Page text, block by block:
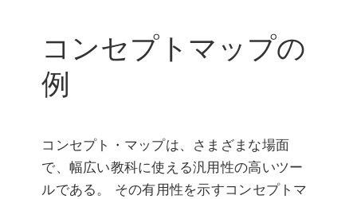
コンセプトマップの
例
コンセプト・マップは、さまざまな場面
で、幅広い教科に使える汎用性の高いツー
ルである。 その有用性を示すコンセプトマ